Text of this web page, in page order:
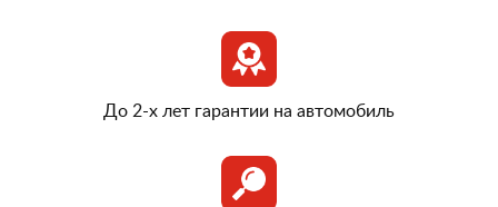
До 2-х лет гарантии на автомобиль